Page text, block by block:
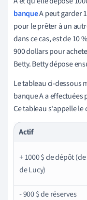
banqueA peut garder
pour le prêter à un
dans ce cas, est de 10
900 dollars pour
Betty. Betty dépose
Le tableau ci-dessous
banque A a effectuées
Ce tableau s'appelle le
Actif
+ 1000 $ de dépôt
de Lucy)
- 900 $ de réserves